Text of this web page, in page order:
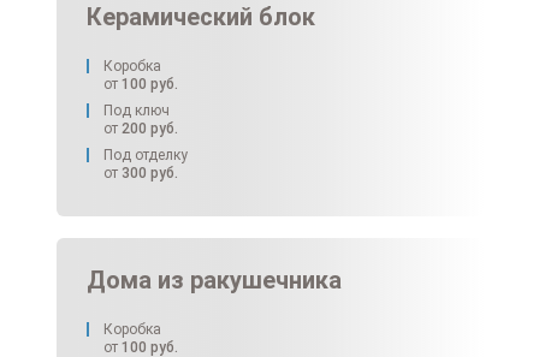
Керамический блок
Коробка
от 100 руб.
Под ключ
от 200 руб.
Под отделку
от 300 руб.
Дома из ракушечника
Коробка
от 100 руб.